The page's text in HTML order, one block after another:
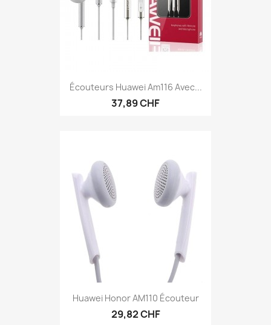
Écouteurs Huawei Am116 Avec...
37,89 CHF
Huawei Honor AM110 Écouteur
29,82 CHF